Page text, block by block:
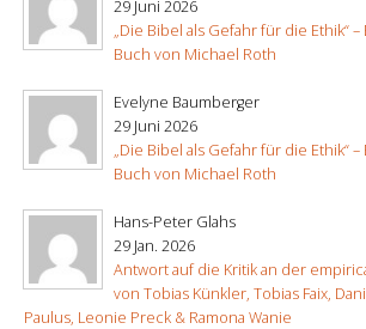
29 Juni 2026
„Die Bibel als Gefahr für die Ethik“
Buch von Michael Roth
Evelyne Baumberger
29 Juni 2026
„Die Bibel als Gefahr für die Ethik“
Buch von Michael Roth
Hans-Peter Glahs
29 Jan. 2026
Antwort auf die Kritik an der
von Tobias Künkler, Tobias Faix,
Paulus, Leonie Preck & Ramona Wanie